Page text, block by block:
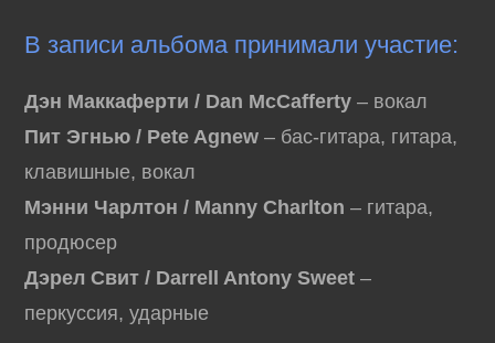
В записи альбома принимали участие:
Дэн Маккаферти / Dan McCafferty – вокал
Пит Эгнью / Pete Agnew – бас-гитара, гитара,
клавишные, вокал
Мэнни Чарлтон / Manny Charlton – гитара,
продюсер
Дэрел Свит / Darrell Antony Sweet –
перкуссия, ударные